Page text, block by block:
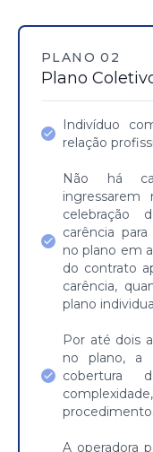
PLANO 02
Plano
Indivíduo
relação
Não há
celebração
carência
no plano em
do contrato
carência,
plano
Por até dois
no plano, a
cobertura
A operadora